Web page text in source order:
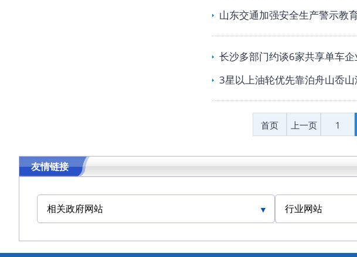
山东交通加强安全生产警示教
长沙多部门约谈6家共享单车
3星以上油轮优先靠泊舟山岙山
首页 上一页 1
友情链接
相关政府网站
中华人民共和国交通运输部
行业网站
人民交通网